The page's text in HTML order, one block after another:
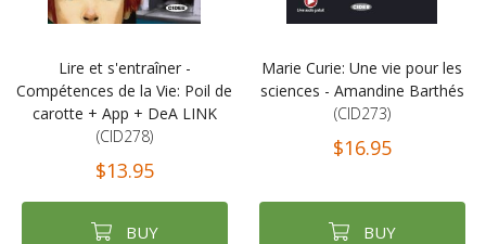
Lire et s'entraîner -
Compétences de la Vie: Poil de
carotte + App + DeA LINK
(CID278)
$13.95
BUY
Marie Curie: Une vie pour les
sciences - Amandine Barthés
(CID273)
$16.95
BUY